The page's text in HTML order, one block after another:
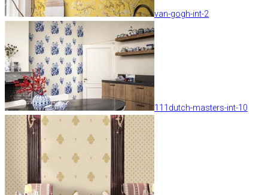
van-gogh-int-2
111dutch-masters-int-10